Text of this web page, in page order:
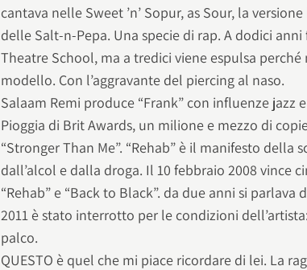
cantava nelle Sweet ’n’ Sopur, as Sour, la
delle Salt-n-Pepa. Una specie di rap. A dodici
Theatre School, ma a tredici viene espulsa
modello. Con l’aggravante del piercing al naso.
Salaam Remi produce “Frank” con influenze jazz
Pioggia di Brit Awards, un milione e mezzo di
“Stronger Than Me”. “Rehab” è il manifesto della
dall’alcol e dalla droga. Il 10 febbraio 2008 vince
“Rehab” e “Back to Black”. da due anni si
2011 è stato interrotto per le condizioni
palco.
QUESTO è quel che mi piace ricordare di lei. La